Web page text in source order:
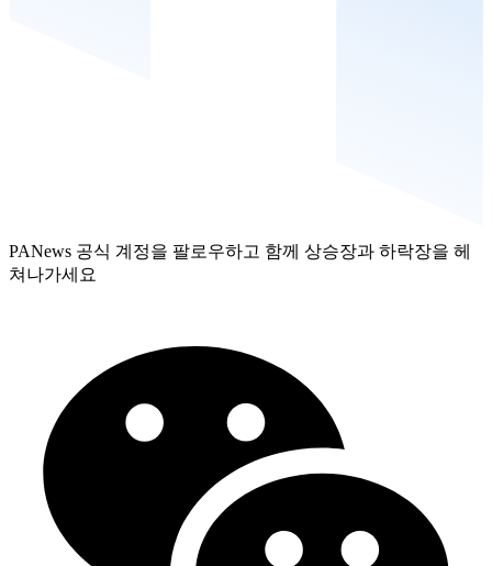
PANews 공식 계정을 팔로우하고 함께 상승장과 하락장을 헤
쳐나가세요